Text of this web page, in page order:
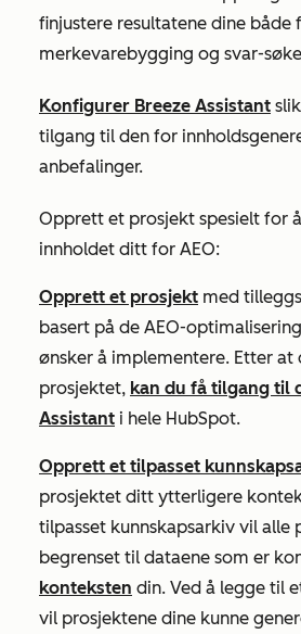
finjustere resultatene dine både
merkevarebygging og svar-
Konfigurer Breeze Assistant
tilgang til den for
anbefalinger.
Opprett et prosjekt spesielt for
innholdet ditt for AEO:
Opprett et prosjekt med
basert på de AEO-
ønsker å implementere. Etter at
prosjektet, kan du få tilgang til
Assistant i hele HubSpot.
Opprett et tilpasset
prosjektet ditt ytterligere
tilpasset kunnskapsarkiv vil
begrenset til dataene som er
konteksten din. Ved å legge til
vil prosjektene dine kunne